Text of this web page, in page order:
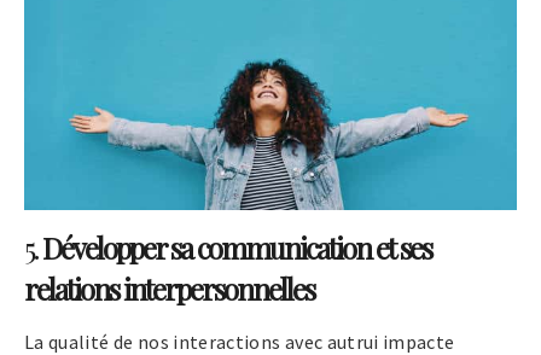
5.Développer sa communication et ses
relations interpersonnelles
La qualité de nos interactions avec autrui impacte